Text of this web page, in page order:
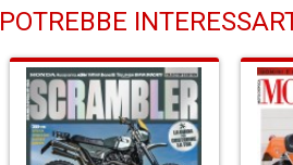
POTREBBE